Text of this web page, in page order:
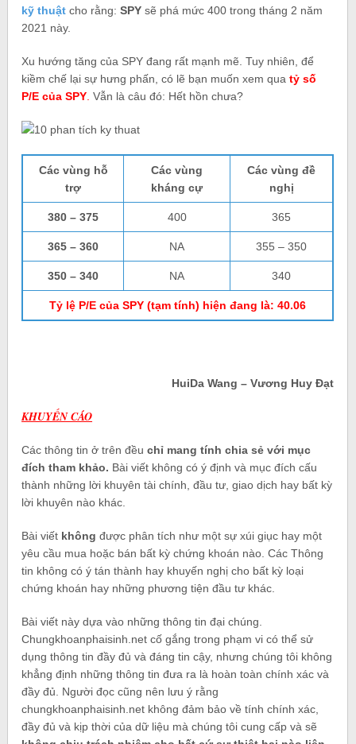
kỹ thuật cho rằng:SPY sẽ phá mức 400 trong tháng 2 năm
2021 này.
Xu hướng tăng của SPY đang rất mạnh mẽ. Tuy nhiên, để
kiềm chế lại sự hưng phấn, có lẽ bạn muốn xem quatỷ số
P/E của SPY Vẫn là câu đó: Hết hồn chưa?
Các vùng hỗ
trợ
Các vùng
kháng cự
Các vùng đề
nghị
380 – 375 400 365
365 – 360 NA 355 – 350
350 – 340 NA 340
Tỷ lệ P/E của SPY (tạm tính) hiện đang là: 40.06
HuiDa Wang – Vương Huy Đạt
KHUYẾN CÁO
Các thông tin ở trên đềuchỉ mang tính chia sẻ với mục
đích tham khảo. Bài viết không có ý định và mục đích cấu
thành những lời khuyên tài chính, đầu tư, giao dịch hay bất kỳ
lời khuyên nào khác.
Bài viết không được phân tích như một sự xúi giục hay một
yêu cầu mua hoặc bán bất kỳ chứng khoán nào. Các Thông
tin không có ý tán thành hay khuyến nghị cho bất kỳ loại
chứng khoán hay những phương tiện đầu tư khác.
Bài viết này dựa vào những thông tin đại chúng.
Chungkhoanphaisinh.net cố gắng trong phạm vi có thể sử
dụng thông tin đầy đủ và đáng tin cậy, nhưng chúng tôi không
khẳng định những thông tin đưa ra là hoàn toàn chính xác và
đầy đủ. Người đọc cũng nên lưu ý rằng
chungkhoanphaisinh.net không đảm bảo về tính chính xác,
đầy đủ và kịp thời của dữ liệu mà chúng tôi cung cấp và sẽ